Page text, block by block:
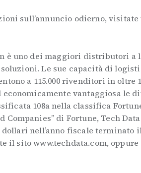
sull’annuncio odierno, visitate
è uno dei maggiori distributori
Le sue capacità di
a 115.000 rivenditori in oltre
vantaggiosa le
108a nella classifica
Companies” di Fortune, Tech
nell’anno fiscale terminato il
il sito www.techdata.com, oppure